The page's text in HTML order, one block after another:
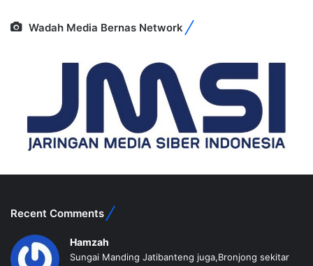
Wadah Media Bernas Network
Recent Comments
Hamzah
Sungai Manding Jatibanteng juga,Bronjong sekitar